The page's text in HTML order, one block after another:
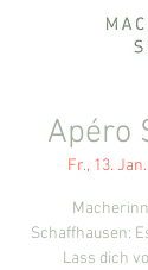
Apéro
Fr., 13. Jan.
Schaffhausen:
Lass dich